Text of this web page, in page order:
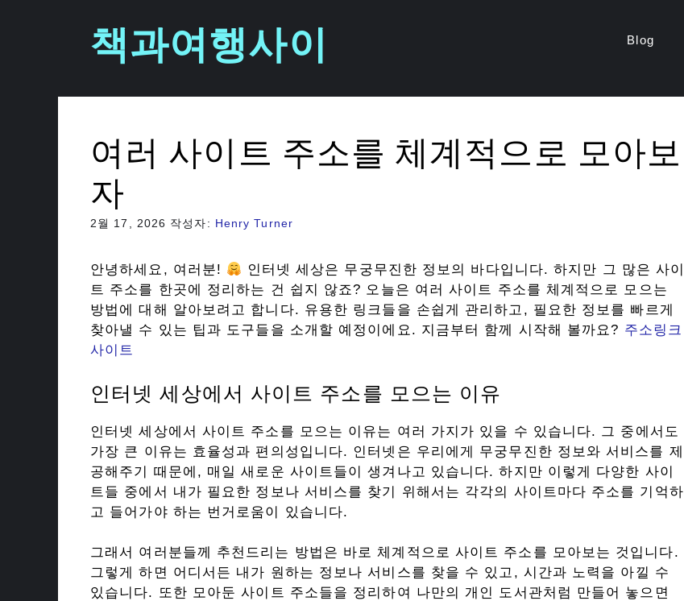
책과여행사이 Blog
여러 사이트 주소를 체계적으로 모아보
자
2월 17, 2026 작성자: Henry Turner
안녕하세요, 여러분!
인터넷 세상은 무궁무진한 정보의 바다입니다. 하지만 그 많은 사이
트 주소를 한곳에 정리하는 건 쉽지 않죠? 오늘은 여러 사이트 주소를 체계적으로 모으는
방법에 대해 알아보려고 합니다. 유용한 링크들을 손쉽게 관리하고, 필요한 정보를 빠르게
찾아낼 수 있는 팁과 도구들을 소개할 예정이에요. 지금부터 함께 시작해 볼까요? 주소링크
사이트
인터넷 세상에서 사이트 주소를 모으는 이유
인터넷 세상에서 사이트 주소를 모으는 이유는 여러 가지가 있을 수 있습니다. 그 중에서도
가장 큰 이유는 효율성과 편의성입니다. 인터넷은 우리에게 무궁무진한 정보와 서비스를 제
공해주기 때문에, 매일 새로운 사이트들이 생겨나고 있습니다. 하지만 이렇게 다양한 사이
트들 중에서 내가 필요한 정보나 서비스를 찾기 위해서는 각각의 사이트마다 주소를 기억하
고 들어가야 하는 번거로움이 있습니다.
그래서 여러분들께 추천드리는 방법은 바로 체계적으로 사이트 주소를 모아보는 것입니다.
그렇게 하면 어디서든 내가 원하는 정보나 서비스를 찾을 수 있고, 시간과 노력을 아낄 수
있습니다. 또한 모아둔 사이트 주소들을 정리하여 나만의 개인 도서관처럼 만들어 놓으면